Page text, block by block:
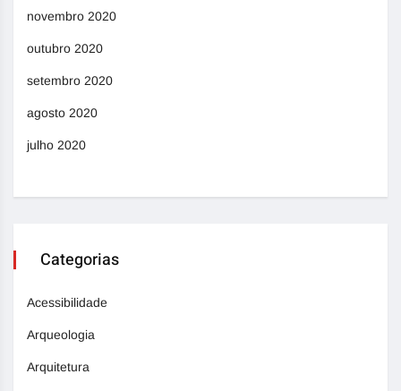
novembro 2020
outubro 2020
setembro 2020
agosto 2020
julho 2020
Categorias
Acessibilidade
Arqueologia
Arquitetura